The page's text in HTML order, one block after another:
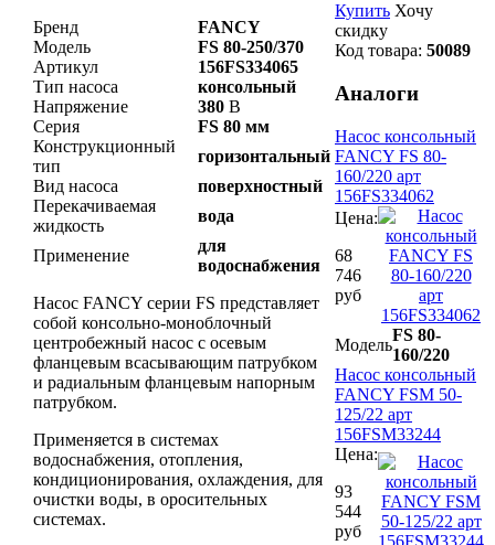
Бренд
FANCY
Модель
FS 80-250/370
Артикул
156FS334065
Тип насоса
консольный
Напряжение
380 В
Серия
FS 80 мм
Конструкционный
тип
горизонтальный
Вид насоса
поверхностный
Перекачиваемая
жидкость
вода
Применение
для
водоснабжения
Насос FANCY серии FS представляет
собой консольно-моноблочный
центробежный насос с осевым
фланцевым всасывающим патрубком
и радиальным фланцевым напорным
патрубком.
Применяется в системах
водоснабжения, отопления,
кондиционирования, охлаждения, для
очистки воды, в оросительных
системах.
Купить Хочу
скидку
Код товара: 50089
Аналоги
Насос консольный
FANCY FS 80-
160/220 арт
156FS334062
Цена:
68
746
руб
Модель
FS 80-
160/220
Насос консольный
FANCY FSM 50-
125/22 арт
156FSM33244
Цена:
93
544
руб